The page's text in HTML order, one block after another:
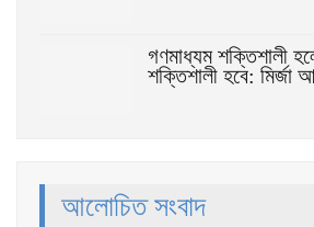
গণমাধ্যম শক্তিশালী
শক্তিশালী হবে: মির্জা
আলোচিত সংবাদ